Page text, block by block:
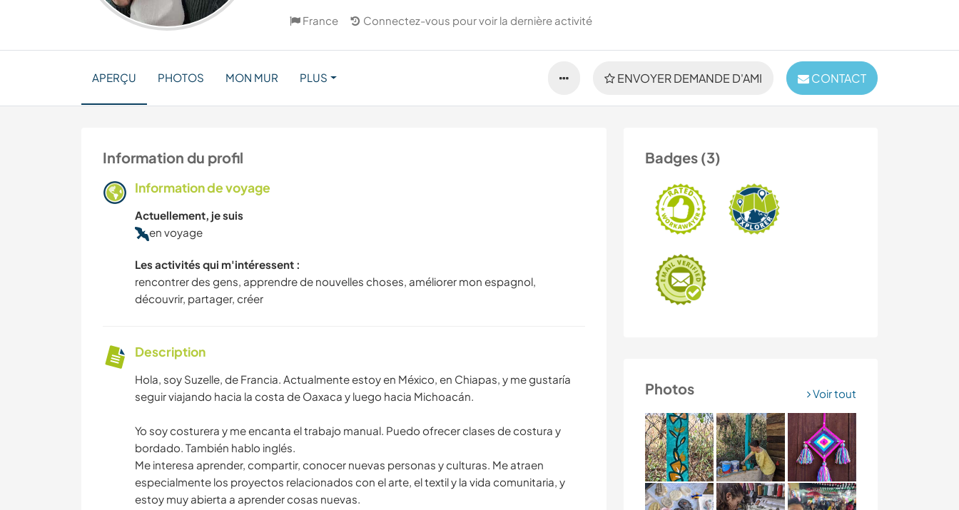
France Connectez-vous pour voir la dernière activité
ENVOYER DEMANDE D'AMI CONTACT
APERÇU PHOTOS MON MUR PLUS
Badges (3)
Photos Voir tout
Information du profil
Information de voyage
Actuellement, je suis
en voyage
Les activités qui m'intéressent :
rencontrer des gens, apprendre de nouvelles choses, améliorer mon espagnol,
découvrir, partager, créer
Description
Hola, soy Suzelle, de Francia. Actualmente estoy en México, en Chiapas, y me gustaría
seguir viajando hacia la costa de Oaxaca y luego hacia Michoacán.
Yo soy costurera y me encanta el trabajo manual. Puedo ofrecer clases de costura y
bordado. También hablo inglés.
Me interesa aprender, compartir, conocer nuevas personas y culturas. Me atraen
especialmente los proyectos relacionados con el arte, el textil y la vida comunitaria, y
estoy muy abierta a aprender cosas nuevas.